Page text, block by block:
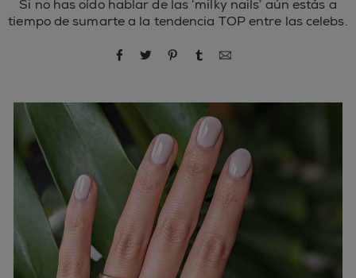
Si no has oído hablar de las ‘milky nails’ aún estás a
tiempo de sumarte a la tendencia TOP entre las celebs.
compartir por Facebook
compartir por Twitter
compartir por Pinterest
compartir por Tumblr
compartir por